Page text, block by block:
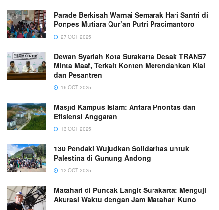
Parade Berkisah Warnai Semarak Hari Santri di
Ponpes Mutiara Qur’an Putri Pracimantoro
27 OCT 2025
Dewan Syariah Kota Surakarta Desak TRANS7
Minta Maaf, Terkait Konten Merendahkan Kiai
dan Pesantren
16 OCT 2025
Masjid Kampus Islam: Antara Prioritas dan
Efisiensi Anggaran
13 OCT 2025
130 Pendaki Wujudkan Solidaritas untuk
Palestina di Gunung Andong
12 OCT 2025
Matahari di Puncak Langit Surakarta: Menguji
Akurasi Waktu dengan Jam Matahari Kuno